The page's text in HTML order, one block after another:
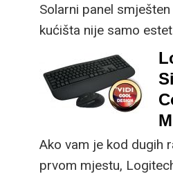
Solarni panel
kućišta nije samo
dio koncepta ovog
energiju prirodnog ili
rad.
Ako vam je kod dugih
prvom mjestu,